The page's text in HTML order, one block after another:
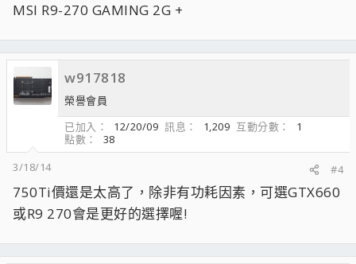
MSI R9-270 GAMING 2G +
w917818
榮譽會員
已加入
12/20/09 訊息 1,209 互動分數
1
點數
38
3/18/14
#4
750Ti價還是太高了，除非有功耗因素，可選GTX660
或R9 270會是更好的選擇喔!